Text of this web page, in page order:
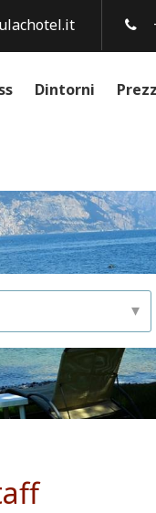
Dintorni
▾